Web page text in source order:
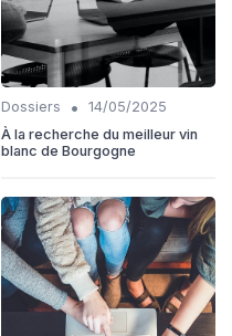
Dossiers •
14/05/2025
À la recherche du meilleur vin
blanc de Bourgogne